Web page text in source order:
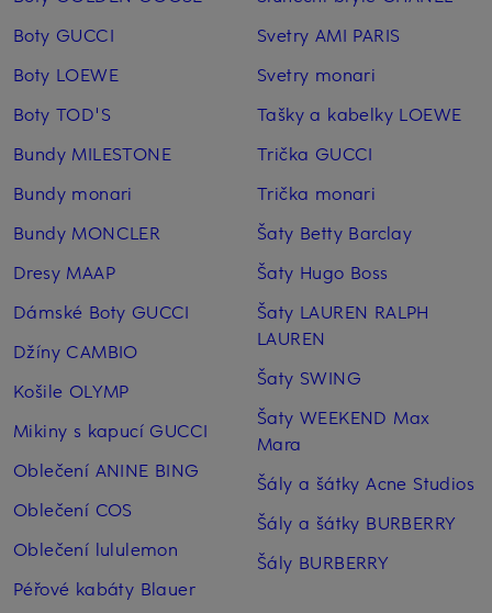
Boty GUCCI
Boty LOEWE
Boty TOD'S
Bundy MILESTONE
Bundy monari
Bundy MONCLER
Dresy MAAP
Dámské Boty GUCCI
Džíny CAMBIO
Košile OLYMP
Mikiny s kapucí GUCCI
Oblečení ANINE BING
Oblečení COS
Oblečení lululemon
Péřové kabáty Blauer
Svetry AMI PARIS
Svetry monari
Tašky a kabelky LOEWE
Trička GUCCI
Trička monari
Šaty Betty Barclay
Šaty Hugo Boss
Šaty LAUREN RALPH
LAUREN
Šaty SWING
Šaty WEEKEND Max
Mara
Šály a šátky Acne Studios
Šály a šátky BURBERRY
Šály BURBERRY